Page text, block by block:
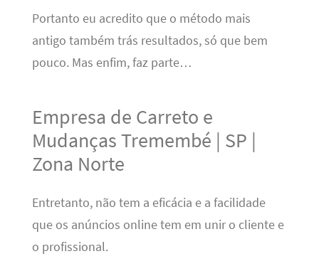
Portanto eu acredito que o método mais
antigo também trás resultados, só que bem
pouco. Mas enfim, faz parte…
Empresa de Carreto e
Mudanças Tremembé | SP |
Zona Norte
Entretanto, não tem a eficácia e a facilidade
que os anúncios online tem em unir o cliente e
o profissional.